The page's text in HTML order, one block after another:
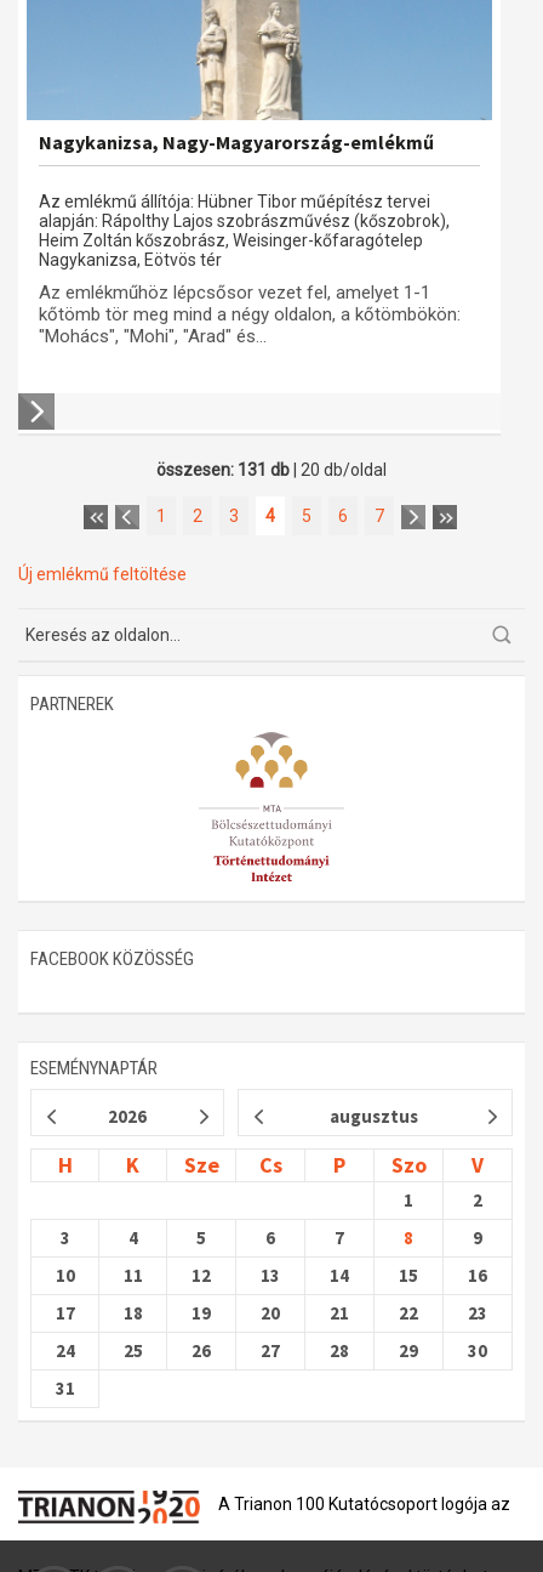
Nagykanizsa, Nagy-Magyarország-emlékmű
Az emlékmű állítója: Hübner Tibor műépítész tervei
alapján: Rápolthy Lajos szobrászművész (kőszobrok),
Heim Zoltán kőszobrász, Weisinger-kőfaragótelep
Nagykanizsa, Eötvös tér
Az emlékműhöz lépcsősor vezet fel, amelyet 1-1
kőtömb tör meg mind a négy oldalon, a kőtömbökön:
"Mohács", "Mohi", "Arad" és...
összesen: 131 db | 20 db/oldal
1 2 3 4 5 6 7
Új emlékmű feltöltése
PARTNEREK
FACEBOOK KÖZÖSSÉG
ESEMÉNYNAPTÁR
2026 augusztus
H K Sze Cs P Szo V
1
2
3
4 5 6 7 8
9
10
11 12 13 14 15
16
17
18 19 20 21 22
23
24
25 26 27 28 29
30
31
A Trianon 100 Kutatócsoport logója az